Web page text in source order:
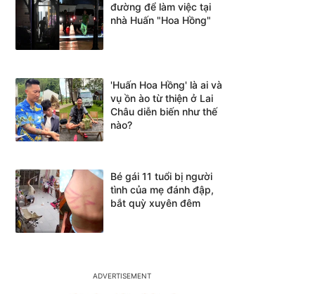
đường để làm việc tại
nhà Huấn "Hoa Hồng"
'Huấn Hoa Hồng' là ai và
vụ ồn ào từ thiện ở Lai
Châu diễn biến như thế
nào?
Bé gái 11 tuổi bị người
tình của mẹ đánh đập,
bắt quỳ xuyên đêm